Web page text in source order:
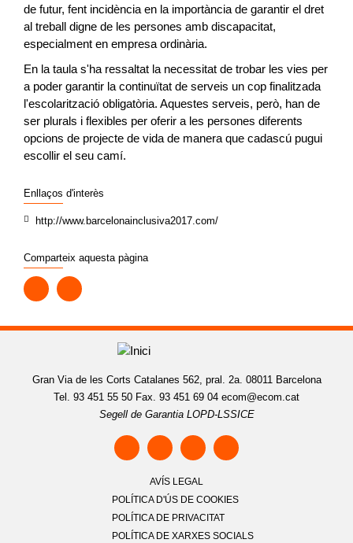
de futur, fent incidència en la importància de garantir el dret
al treball digne de les persones amb discapacitat,
especialment en empresa ordinària.
En la taula s'ha ressaltat la necessitat de trobar les vies per
a poder garantir la continuïtat de serveis un cop finalitzada
l'escolarització obligatòria. Aquestes serveis, però, han de
ser plurals i flexibles per oferir a les persones diferents
opcions de projecte de vida de manera que cadascú pugui
escollir el seu camí.
Enllaços d'interès
http://www.barcelonainclusiva2017.com/
Comparteix aquesta pàgina
Gran Via de les Corts Catalanes 562, pral. 2a. 08011 Barcelona
Tel. 93 451 55 50 Fax. 93 451 69 04 ecom@ecom.cat
Segell de Garantia LOPD-LSSICE
AVÍS LEGAL
POLÍTICA D'ÚS DE COOKIES
POLÍTICA DE PRIVACITAT
POLÍTICA DE XARXES SOCIALS